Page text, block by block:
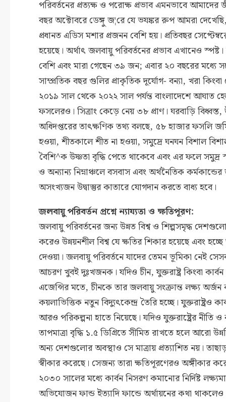
পরিবর্তনের প্রত্যক্ষ ও পরোক্ষ প্রভাব এমনভাবে
বছর অক্টোবরে ডেঙ্গু জ¦রে যে ভযঙ্কর রুপ আমরা
প্রধানত এডিস মশার প্রজনন বেশি হয়। প্রতিবছর
হয়েছে। অর্থাৎ জলবায়ু পরিবর্তনের প্রভাব এখানেও
বেশি এবং মারা গেছেন ৩৯ জন; এবার ২০ বছরের মধ্যে
সাম্প্রতিক বছর গুলির প্রাকৃতিক দূর্যোগ- বন্যা, খরা
২০১৯ সাল থেকে ২০২২ সাল পর্যন্ত বাংলাদেশে আঘাত
ফসলেরও। সিত্রাং কেড়ে নেয় ৩৮ প্রাণ। ঘরবাড়ি
অধিদপ্তরের তাৎক্ষণিক তথ্য বলছে, ৫৮ হাজার ফসলি
হওয়া, শীতকালে শীত না হওয়া, সমুদ্রে ঘনঘন বিশাল
বৈশি^ক উষ্ণতা বৃদ্ধি পেতে থাকেবে এবং এর ফলে সমুদ্র
ও অন্যান্য নিম্নাঞ্চলে বসবাস এবং অর্থনৈতিক
অসংখ্যজন উদ্বাস্তুর কাতারে যোগদান করতে বাধ্য হবে।
জলবায়ু পরিবর্তন প্রশ্নে ন্যায্যতা ও ক্ষতিপূরণ:
জলবায়ু পরিবর্তনের জন্য উন্নত বিশ্ব ও শিল্পসমৃদ্ধ
করেও উন্নয়নশীল বিশ্ব যে ক্ষতির শিকার হয়েছে এবং হচ্ছে
দেওয়া। জলবায়ু পরিবর্তনে যাদের তেমন ভূমিকা নেই সেসব
আচরণ খুবই দুঃখজনক। যদিও চীন, যুক্তরাষ্ট্র কিংবা
এজেন্সির মতে, চীনকে তার জলবায়ু সংক্রান্ত লক্ষ্য
কয়লাভিত্তিক নতুন বিদ্যুৎকেন্দ্র তৈরি হচ্ছে।
আরও পরিকল্পনা হাতে নিয়েছে। যদিও যুক্তরাষ্ট্রের নীতি
তাপমাত্রা বৃদ্ধি ১.৫ ডিগ্রিতে সীমিত রাখতে হলে আরো
অন্য দেশগুলোর অবস্থাও সে মাত্রায় প্রত্যাশিত নয়।
স্বীকার করেছে। সেজন্য তারা ক্ষতিপূরণেরও অঙ্গীকার
২০৩০ সালের মধ্যে কার্বন নিসরণ কমানোর নির্দিষ্ট
অভিযোজন ফান্ড ইত্যাদি ফান্ডে অর্থায়নের কথা থাকলেও